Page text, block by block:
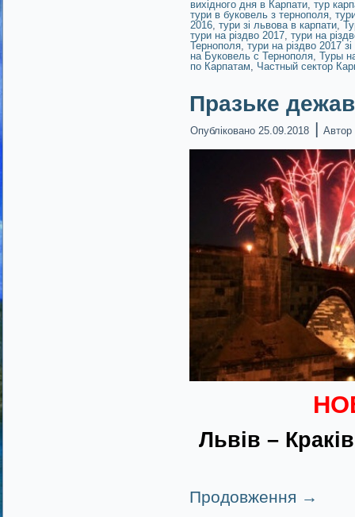
вихідного дня в Карпати, тур
тури в буковель з тернополя,
2016, тури зі львова в карпати,
тури на різдво 2017, тури на
Тернополя, тури на різдво 2017
на Буковель с Тернополя, Туры
по Карпатам, Частный сектор
Празьке
Опубліковано 25.09.2018 | Автор
Львів –
Продовження →